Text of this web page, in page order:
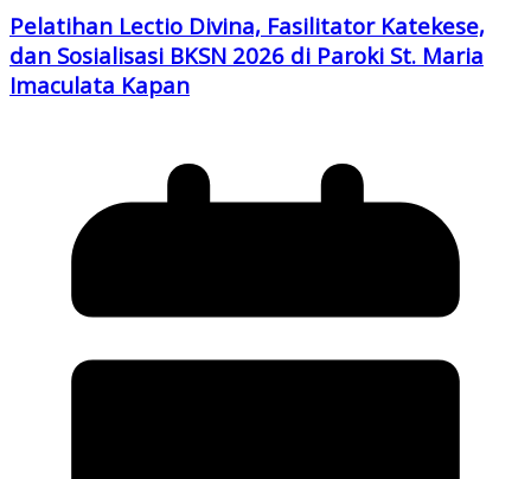
Pelatihan Lectio Divina, Fasilitator Katekese,
dan Sosialisasi BKSN 2026 di Paroki St. Maria
Imaculata Kapan